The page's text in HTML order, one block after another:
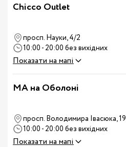
Chicco Outlet
просп. Науки, 4/2
10:00 - 20:00 без вихідних
Показати на мапі
MA на Оболоні
просп. Володимира Івасюка, 19
10:00 - 20:00 без вихідних
Показати на мапі